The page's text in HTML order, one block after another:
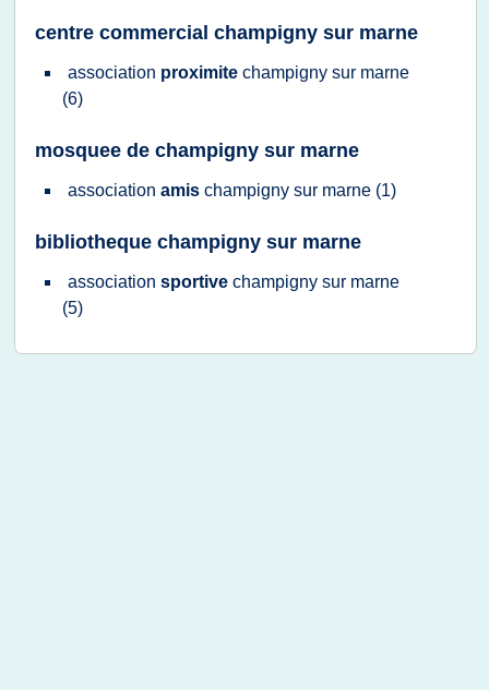
centre commercial champigny sur marne
association proximite champigny sur marne
(6)
mosquee de champigny sur marne
association amis champigny sur marne (1)
bibliotheque champigny sur marne
association sportive champigny sur marne
(5)